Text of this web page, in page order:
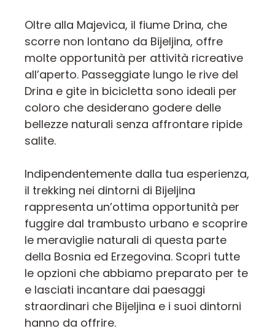
Oltre alla Majevica, il fiume Drina, che
scorre non lontano da Bijeljina, offre
molte opportunità per attività ricreative
all’aperto. Passeggiate lungo le rive del
Drina e gite in bicicletta sono ideali per
coloro che desiderano godere delle
bellezze naturali senza affrontare ripide
salite.
Indipendentemente dalla tua esperienza,
il trekking nei dintorni di Bijeljina
rappresenta un’ottima opportunità per
fuggire dal trambusto urbano e scoprire
le meraviglie naturali di questa parte
della Bosnia ed Erzegovina. Scopri tutte
le opzioni che abbiamo preparato per te
e lasciati incantare dai paesaggi
straordinari che Bijeljina e i suoi dintorni
hanno da offrire.